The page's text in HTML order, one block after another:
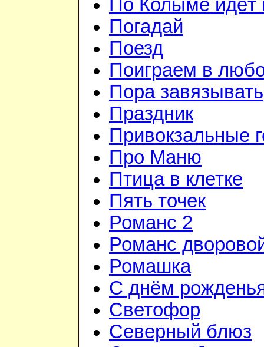
По Колыме идёт
Погадай
Поезд
Поиграем в
Пора завязывать
Праздник
Привокзальные
Про Маню
Птица в клетке
Пять точек
Романс 2
Романс
Ромашка
С днём
Светофор
Северный блюз